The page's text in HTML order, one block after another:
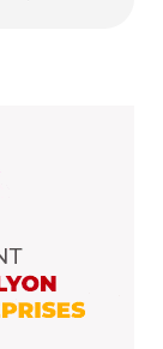
d’y aller,
j’ai encore